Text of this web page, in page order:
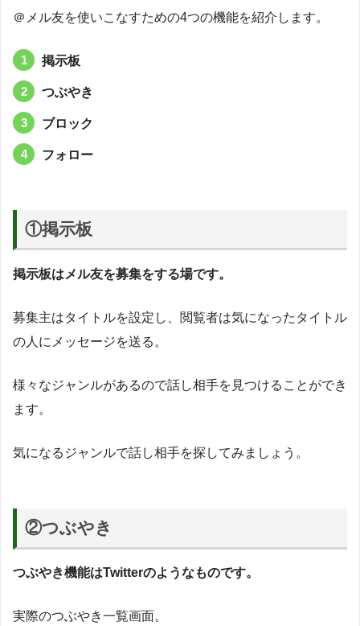
＠メル友を使いこなすための4つの機能を紹介します。
掲示板
つぶやき
ブロック
フォロー
①掲示板
掲示板はメル友を募集をする場です。
募集主はタイトルを設定し、閲覧者は気になったタイトル
の人にメッセージを送る。
様々なジャンルがあるので話し相手を見つけることができ
ます。
気になるジャンルで話し相手を探してみましょう。
②つぶやき
つぶやき機能はTwitterのようなものです。
実際のつぶやき一覧画面。